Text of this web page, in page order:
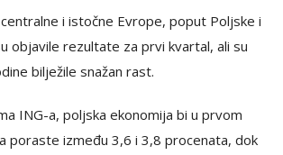
i istočne Evrope, poput Poljske i
objavile rezultate za prvi kvartal, ali su
bilježile snažan rast.
ING-a, poljska ekonomija bi u prvom
poraste između 3,6 i 3,8 procenata, dok